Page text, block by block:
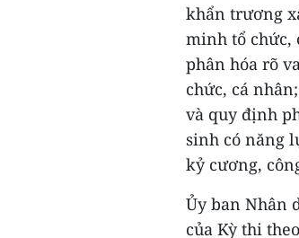
khẩn trương
minh tổ chức,
phân hóa rõ
chức, cá
và quy định
sinh có năng
kỷ cương,
Ủy ban Nhân
của Kỳ thi